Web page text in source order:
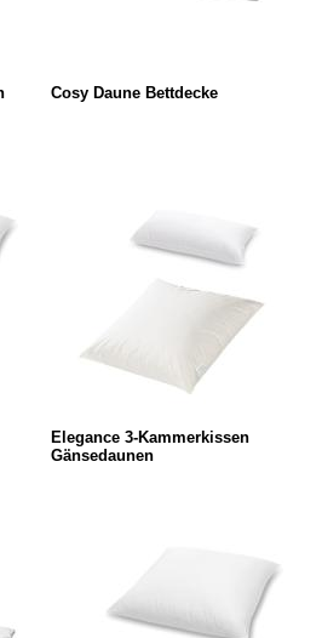
Cosy Daune Bettdecke
Elegance 3-Kammerkissen
Gänsedaunen